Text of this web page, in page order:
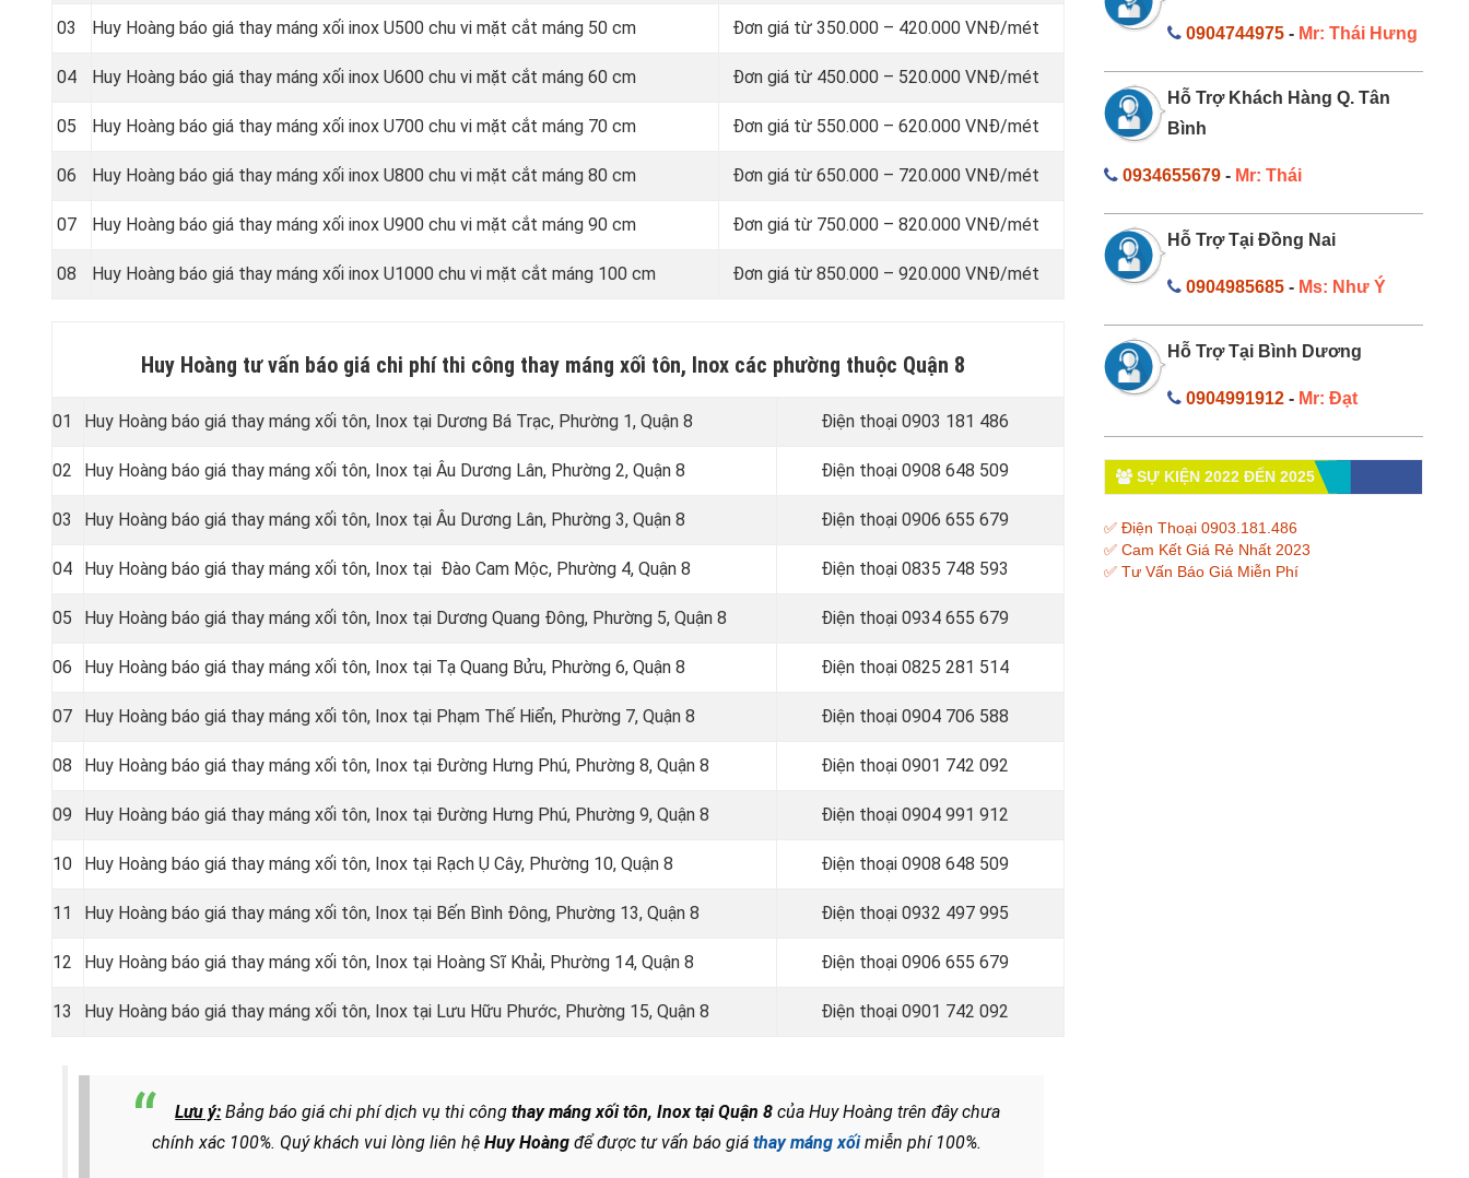
03 Huy Hoàng báo giá thay máng xối inox U500 chu vi mặt cắt máng 50 cm Đơn giá từ 350.000 – 420.000 VNĐ/mét
04 Huy Hoàng báo giá thay máng xối inox U600 chu vi mặt cắt máng 60 cm Đơn giá từ 450.000 – 520.000 VNĐ/mét
05 Huy Hoàng báo giá thay máng xối inox U700 chu vi mặt cắt máng 70 cm Đơn giá từ 550.000 – 620.000 VNĐ/mét
06 Huy Hoàng báo giá thay máng xối inox U800 chu vi mặt cắt máng 80 cm Đơn giá từ 650.000 – 720.000 VNĐ/mét
07 Huy Hoàng báo giá thay máng xối inox U900 chu vi mặt cắt máng 90 cm Đơn giá từ 750.000 – 820.000 VNĐ/mét
08 Huy Hoàng báo giá thay máng xối inox U1000 chu vi mặt cắt máng 100 cm Đơn giá từ 850.000 – 920.000 VNĐ/mét
Huy Hoàng tư vấn báo giá chi phí thi công thay máng xối tôn, Inox các phường thuộc Quận 8
01 Huy Hoàng báo giá thay máng xối tôn, Inox tại Dương Bá Trạc, Phường 1, Quận 8 Điện thoại 0903 181 486
02 Huy Hoàng báo giá thay máng xối tôn, Inox tại Âu Dương Lân, Phường 2, Quận 8 Điện thoại 0908 648 509
03 Huy Hoàng báo giá thay máng xối tôn, Inox tại Âu Dương Lân, Phường 3, Quận 8 Điện thoại 0906 655 679
04 Huy Hoàng báo giá thay máng xối tôn, Inox tại Đào Cam Mộc, Phường 4, Quận 8 Điện thoại 0835 748 593
05 Huy Hoàng báo giá thay máng xối tôn, Inox tại Dương Quang Đông, Phường 5, Quận 8 Điện thoại 0934 655 679
06 Huy Hoàng báo giá thay máng xối tôn, Inox tại Tạ Quang Bửu, Phường 6, Quận 8 Điện thoại 0825 281 514
07 Huy Hoàng báo giá thay máng xối tôn, Inox tại Phạm Thế Hiển, Phường 7, Quận 8 Điện thoại 0904 706 588
08 Huy Hoàng báo giá thay máng xối tôn, Inox tại Đường Hưng Phú, Phường 8, Quận 8 Điện thoại 0901 742 092
09 Huy Hoàng báo giá thay máng xối tôn, Inox tại Đường Hưng Phú, Phường 9, Quận 8 Điện thoại 0904 991 912
10 Huy Hoàng báo giá thay máng xối tôn, Inox tại Rạch Ụ Cây, Phường 10, Quận 8 Điện thoại 0908 648 509
11 Huy Hoàng báo giá thay máng xối tôn, Inox tại Bến Bình Đông, Phường 13, Quận 8 Điện thoại 0932 497 995
12 Huy Hoàng báo giá thay máng xối tôn, Inox tại Hoàng Sĩ Khải, Phường 14, Quận 8 Điện thoại 0906 655 679
13 Huy Hoàng báo giá thay máng xối tôn, Inox tại Lưu Hữu Phước, Phường 15, Quận 8 Điện thoại 0901 742 092
Lưu ý: Bảng báo giá chi phí dịch vụ thi côngthay máng xối tôn, Inox tại Quận 8 của Huy Hoàng trên đây chưa
chính xác 100%. Quý khách vui lòng liên hệ Huy Hoàngđể được tư vấn báo giá thay máng xốimiễn phí 100%.
0904744975 - Mr: Thái Hưng
Hỗ Trợ Khách Hàng Q. Tân
Bình
0934655679- Mr: Thái
Hỗ Trợ Tại Đồng Nai
0904985685 - Ms: Như Ý
Hỗ Trợ Tại Bình Dương
0904991912 - Mr: Đạt
SỰ KIỆN 2022 ĐẾN 2025
✅ Điện Thoại 0903.181.486
✅ Cam Kết Giá Rẻ Nhất 2023
✅ Tư Vấn Báo Giá Miễn Phí